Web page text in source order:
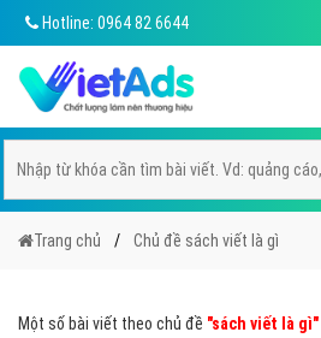
Hotline: 0964 82 6644
Trang chủ Chủ đề sách viết là gì
Một số bài viết theo chủ đề "sách viết là gì"